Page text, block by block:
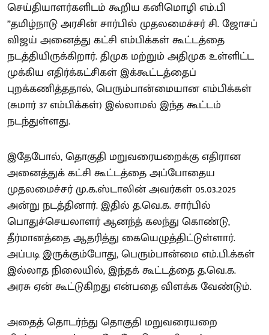
செய்தியாளர்களிடம் கூறிய கனிமொழி எம்.பி
”தமிழ்நாடு அரசின் சார்பில் முதலமைச்சர் சி. ஜோசப்
விஜய் அனைத்து கட்சி எம்பிக்கள் கூட்டத்தை
நடத்தியிருக்கிறார். திமுக மற்றும் அதிமுக உள்ளிட்ட
முக்கிய எதிர்க்கட்சிகள் இக்கூட்டத்தைப்
புறக்கணித்ததால், பெரும்பான்மையான எம்பிக்கள்
(சுமார் 37 எம்பிக்கள்) இல்லாமல் இந்த கூட்டம்
நடந்துள்ளது.
இதேபோல், தொகுதி மறுவரையறைக்கு எதிரான
அனைத்துக் கட்சி கூட்டத்தை அப்போதைய
முதலமைச்சர் மு.க.ஸ்டாலின் அவர்கள் 05.03.2025
அன்று நடத்தினார். இதில் த.வெ.க. சார்பில்
பொதுச்செயலாளர் ஆனந்த் கலந்து கொண்டு,
தீர்மானத்தை ஆதரித்து கையெழுத்திட்டுள்ளார்.
அப்படி இருக்கும்போது, பெரும்பான்மை எம்.பி.க்கள்
இல்லாத நிலையில், இந்தக் கூட்டத்தை த.வெ.க.
அரசு ஏன் கூட்டுகிறது என்பதை விளக்க வேண்டும்.
அதைத் தொடர்ந்து தொகுதி மறுவரையறை